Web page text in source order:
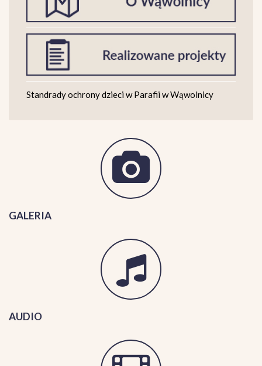
Standrady ochrony dzieci w Parafii w Wąwolnicy
GALERIA
AUDIO